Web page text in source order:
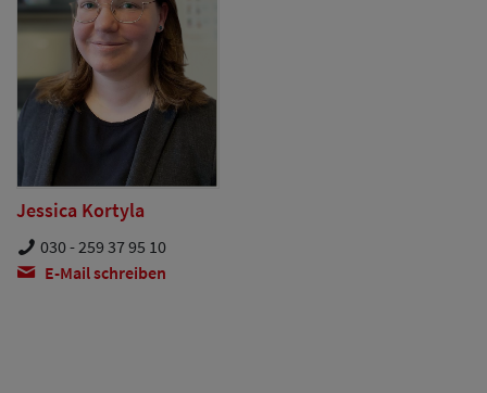
Jessica Kortyla
030 - 259 37 95 10
E-Mail schreiben